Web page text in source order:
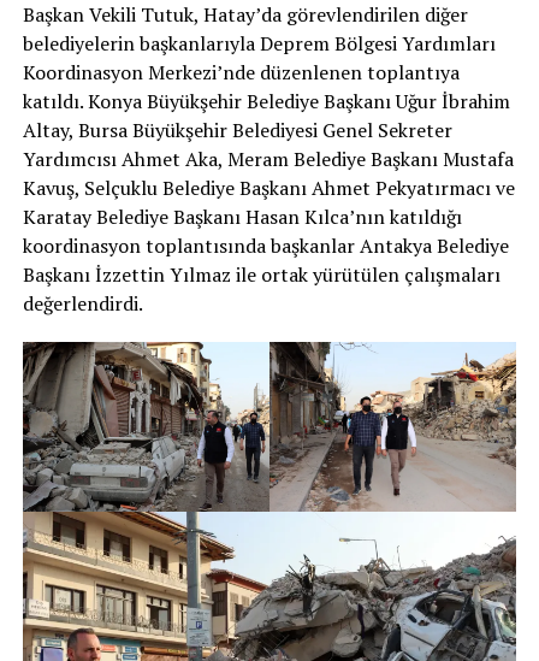
Başkan Vekili Tutuk, Hatay’da görevlendirilen diğer
belediyelerin başkanlarıyla Deprem Bölgesi Yardımları
Koordinasyon Merkezi’nde düzenlenen toplantıya
katıldı. Konya Büyükşehir Belediye Başkanı Uğur İbrahim
Altay, Bursa Büyükşehir Belediyesi Genel Sekreter
Yardımcısı Ahmet Aka, Meram Belediye Başkanı Mustafa
Kavuş, Selçuklu Belediye Başkanı Ahmet Pekyatırmacı ve
Karatay Belediye Başkanı Hasan Kılca’nın katıldığı
koordinasyon toplantısında başkanlar Antakya Belediye
Başkanı İzzettin Yılmaz ile ortak yürütülen çalışmaları
değerlendirdi.